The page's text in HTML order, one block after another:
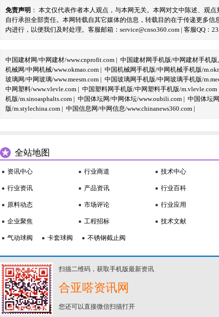
免责声明 ： 本文仅代表作者本人观点，与本网无关。本网对文中陈述、观
自行承担全部责任。本网转载自其它媒体的信息，转载目的在于传递更多
内进行，以便我们及时处理。客服邮箱：service@cnso360.com | 客服QQ：
中国建材网/中网建材/www.cnprofit.com | 中国建材网手机版/中网建材手机版
机械网/中网机械/www.okmao.com | 中国机械网手机版/中网机械手机版/
玻璃网/中网玻璃/www.meesm.com | 中国玻璃网手机版/中网玻璃手机版/
中网塑料/www.vlevle.com | 中国塑料网手机版/中网塑料手机版/m.vlevle.com
机版/m.sinoasphalts.com | 中国体坛网/中网体坛/www.oubili.com | 中国体坛
版/m.stylechina.com | 中国信息网/中网信息/www.chinanews360.com |
全站地图
资讯中心
行业资讯
原料动态
企业聚焦
行业商道
产品资讯
市场评论
工程招标
技术中心
行业百科
行业应用
技术文献
气动球阀 卡套球阀 不锈钢截止阀
扫描二维码，获取手机版最新资讯
合亚嗒资讯网
您还可以直接微信扫描打开